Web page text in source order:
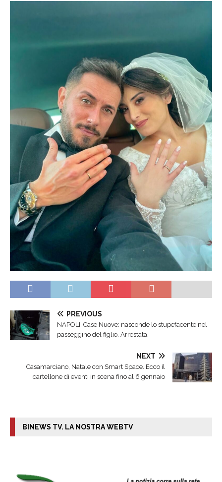
PREVIOUS
NAPOLI. Case Nuove: nasconde lo stupefacente nel
passeggino del figlio. Arrestata.
NEXT
Casamarciano, Natale con Smart Space. Ecco il
cartellone di eventi in scena fino al 6 gennaio
BINEWS TV. LA NOSTRA WEBTV